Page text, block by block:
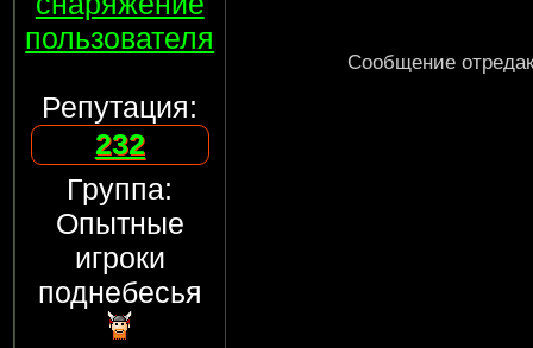
пользователя
Репутация:
232
Группа:
Опытные
игроки
поднебесья
Сообщение